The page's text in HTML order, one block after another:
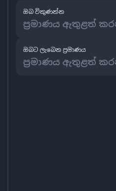
ඔබට ලැබෙන ප්‍රමාණය
ඔබ විකුණන්න